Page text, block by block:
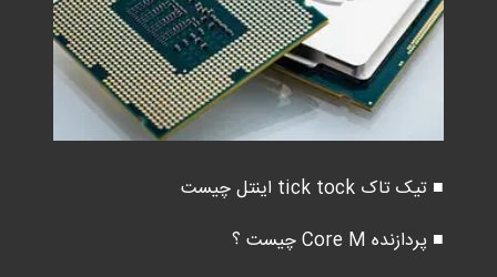
■ تیک تاک tick tock اینتل چیست
■ پردازنده Core M چیست ؟